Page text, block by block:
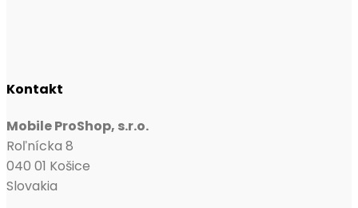
Kontakt
Mobile ProShop, s.r.o.
Roľnícka 8
040 01 Košice
Slovakia